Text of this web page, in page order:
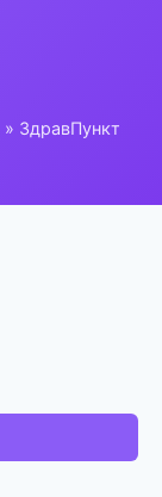
» ЗдравПункт